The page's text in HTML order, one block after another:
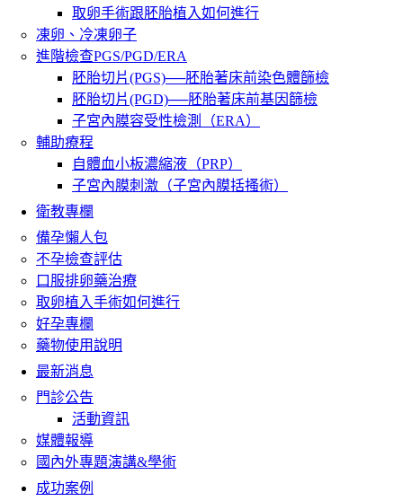
取卵手術跟胚胎植入如何進行
凍卵、冷凍卵子
進階檢查PGS/PGD/ERA
胚胎切片(PGS)──胚胎著床前染色體篩檢
胚胎切片(PGD)──胚胎著床前基因篩檢
子宮內膜容受性檢測（ERA）
輔助療程
自體血小板濃縮液（PRP）
子宮內膜刺激（子宮內膜括搔術）
衛教專欄
備孕懶人包
不孕檢查評估
口服排卵藥治療
取卵植入手術如何進行
好孕專欄
藥物使用說明
最新消息
門診公告
活動資訊
媒體報導
國內外專題演講&學術
成功案例